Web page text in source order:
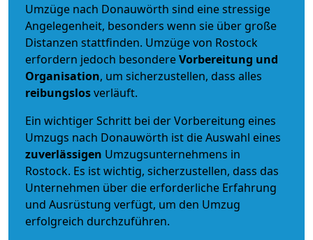
Umzüge nach Donauwörth sind eine stressige
Angelegenheit, besonders wenn sie über große
Distanzen stattfinden. Umzüge von Rostock
erfordern jedoch besondereVorbereitung und
Organisation, um sicherzustellen, dass alles
reibungslosverläuft.
Ein wichtiger Schritt bei der Vorbereitung eines
Umzugs nach Donauwörth ist die Auswahl eines
zuverlässigen Umzugsunternehmens in
Rostock. Es ist wichtig, sicherzustellen, dass das
Unternehmen über die erforderliche Erfahrung
und Ausrüstung verfügt, um den Umzug
erfolgreich durchzuführen.